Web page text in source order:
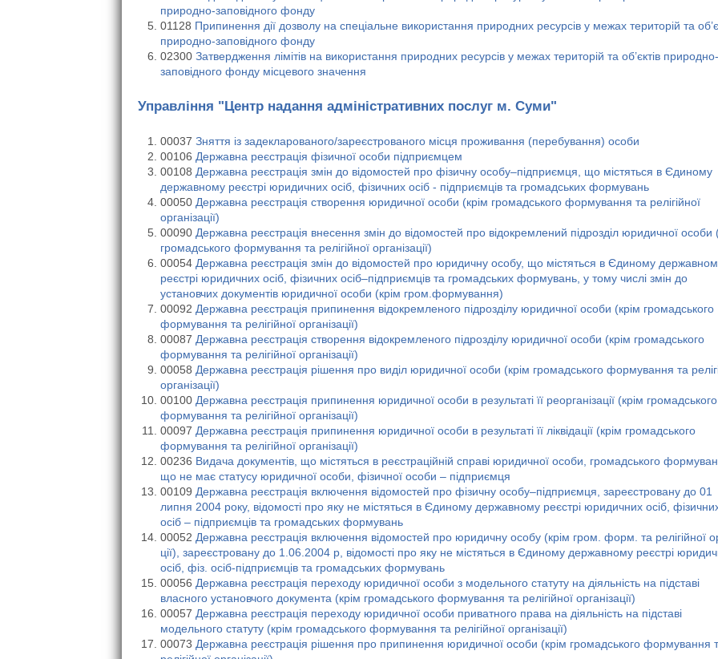
природно-заповідного фонду
01128 Припинення дії дозволу на спеціальне використання природних ресурсів у межах територій та
природно-заповідного фонду
02300 Затвердження лімітів на використання природних ресурсів у межах територій та об’єктів природно-
заповідного фонду місцевого значення
Управління "Центр надання адміністративних послуг м. Суми"
00037 Зняття із задекларованого/зареєстрованого місця проживання (перебування) особи
00106 Державна реєстрація фізичної особи підприємцем
00108 Державна реєстрація змін до відомостей про фізичну особу–підприємця, що містяться в Єдиному
державному реєстрі юридичних осіб, фізичних осіб - підприємців та громадських формувань
00050 Державна реєстрація створення юридичної особи (крім громадського формування та релігійної
організації)
00090 Державна реєстрація внесення змін до відомостей про відокремлений підрозділ юридичної особи
громадського формування та релігійної організації)
00054 Державна реєстрація змін до відомостей про юридичну особу, що містяться в Єдиному
реєстрі юридичних осіб, фізичних осіб–підприємців та громадських формувань, у тому числі змін до
установчих документів юридичної особи (крім гром.формування)
00092 Державна реєстрація припинення відокремленого підрозділу юридичної особи (крім громадського
формування та релігійної організації)
00087 Державна реєстрація створення відокремленого підрозділу юридичної особи (крім громадського
формування та релігійної організації)
00058 Державна реєстрація рішення про виділ юридичної особи (крім громадського формування та
організації)
00100 Державна реєстрація припинення юридичної особи в результаті її реорганізації (крім громадського
формування та релігійної організації)
00097 Державна реєстрація припинення юридичної особи в результаті її ліквідації (крім громадського
формування та релігійної організації)
00236 Видача документів, що містяться в реєстраційній справі юридичної особи, громадського
що не має статусу юридичної особи, фізичної особи – підприємця
00109 Державна реєстрація включення відомостей про фізичну особу–підприємця, зареєстровану до 01
липня 2004 року, відомості про яку не містяться в Єдиному державному реєстрі юридичних осіб,
осіб – підприємців та громадських формувань
00052 Державна реєстрація включення відомостей про юридичну особу (крім гром. форм. та релігійної
ції), зареєстровану до 1.06.2004 р, відомості про яку не містяться в Єдиному державному реєстрі
осіб, фіз. осіб-підприємців та громадських формувань
00056 Державна реєстрація переходу юридичної особи з модельного статуту на діяльність на підставі
власного установчого документа (крім громадського формування та релігійної організації)
00057 Державна реєстрація переходу юридичної особи приватного права на діяльність на підставі
модельного статуту (крім громадського формування та релігійної організації)
00073 Державна реєстрація рішення про припинення юридичної особи (крім громадського формування